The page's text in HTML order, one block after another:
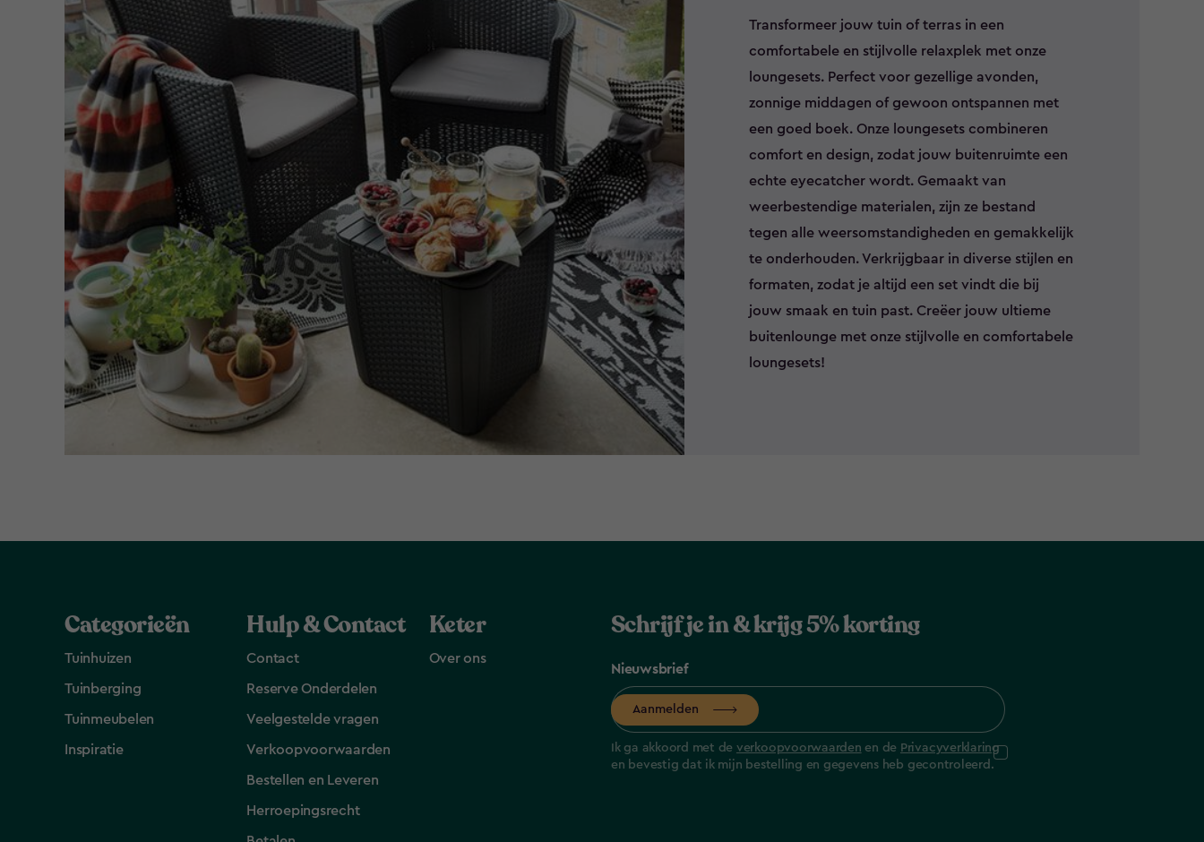
Transformeer jouw tuin of terras in een
comfortabele en stijlvolle relaxplek met onze
loungesets. Perfect voor gezellige avonden,
zonnige middagen of gewoon ontspannen met
een goed boek. Onze loungesets combineren
comfort en design, zodat jouw buitenruimte een
echte eyecatcher wordt. Gemaakt van
weerbestendige materialen, zijn ze bestand
tegen alle weersomstandigheden en gemakkelijk
te onderhouden. Verkrijgbaar in diverse stijlen en
formaten, zodat je altijd een set vindt die bij
jouw smaak en tuin past. Creëer jouw ultieme
buitenlounge met onze stijlvolle en comfortabele
loungesets!
Categorieën
Tuinhuizen
Tuinberging
Tuinmeubelen
Inspiratie
Hulp & Contact
Contact
Reserve Onderdelen
Veelgestelde vragen
Verkoopvoorwaarden
Bestellen en Leveren​
Herroepingsrecht
Keter
Over ons
Schrijf je in & krijg 5% korting
Nieuwsbrief
Ik ga akkoord met de verkoopvoorwaarden en de Privacyverklaring
en bevestig dat ik mijn bestelling en gegevens heb gecontroleerd.
Aanmelden